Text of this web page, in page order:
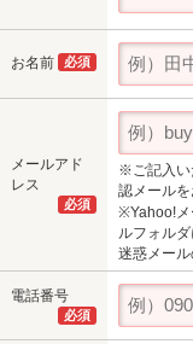
お名前 必須
メールアド
レス
必須
※ご記入い
認メールを
※Yahoo!メ
ルフォルダ
迷惑メール
電話番号
必須